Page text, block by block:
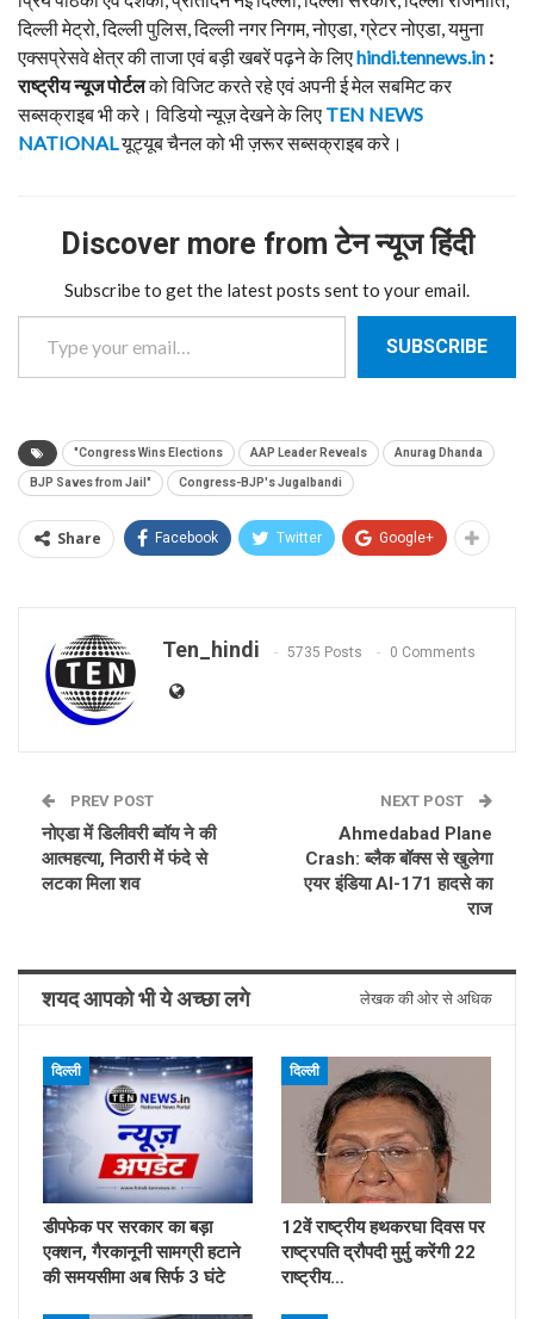
दिल्ली मेट्रो, दिल्ली पुलिस, दिल्ली नगर निगम, नोएडा, ग्रेटर नोएडा, यमुना
एक्सप्रेसवे क्षेत्र की ताजा एवं बड़ी खबरें पढ़ने के लिएhindi.tennews.in :
राष्ट्रीय न्यूज पोर्टलको विजिट करते रहे एवं अपनी ई मेल सबमिट कर
सब्सक्राइब भी करे। विडियो न्यूज़ देखने के लिए TEN NEWS
NATIONALयूट्यूब चैनल को भी ज़रूर सब्सक्राइब करे।
Discover more from टेन न्यूज हिंदी
Subscribe to get the latest posts sent to your email.
Type your email…
SUBSCRIBE
"Congress Wins Elections AAP Leader Reveals Anurag Dhanda
BJP Saves from Jail" Congress-BJP's Jugalbandi
Share Facebook Twitter Google+
Ten_hindi 5735 Posts 0 Comments
PREV POST
नोएडा में डिलीवरी ब्वॉय ने की
आत्महत्या, निठारी में फंदे से
लटका मिला शव
NEXT POST
Ahmedabad Plane
Crash: ब्लैक बॉक्स से खुलेगा
एयर इंडिया AI-171 हादसे का
राज
शयद आपको भी ये अच्छा लगे लेखक की ओर से अधिक
दिल्ली
डीपफेक पर सरकार का बड़ा
एक्शन, गैरकानूनी सामग्री हटाने
की समयसीमा अब सिर्फ 3 घंटे
दिल्ली
12वें राष्ट्रीय हथकरघा दिवस पर
राष्ट्रपति द्रौपदी मुर्मु करेंगी 22
राष्ट्रीय…